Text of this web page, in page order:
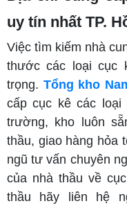
uy tín nhất TP.
Việc tìm kiếm nhà
thước các loại cục
trọng. Tổng kho
cấp cục kê các
trường, kho luôn
thầu, giao hàng hỏa
ngũ tư vấn chuyên
của nhà thầu về
thầu hãy liên hệ